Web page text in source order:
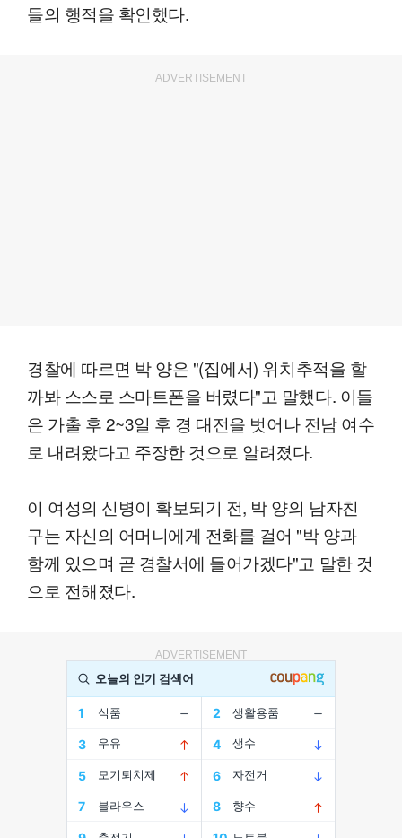
들의 행적을 확인했다.
ADVERTISEMENT
경찰에 따르면 박 양은 "(집에서) 위치추적을 할
까봐 스스로 스마트폰을 버렸다"고 말했다. 이들
은 가출 후 2~3일 후 경 대전을 벗어나 전남 여수
로 내려왔다고 주장한 것으로 알려졌다.
이 여성의 신병이 확보되기 전, 박 양의 남자친
구는 자신의 어머니에게 전화를 걸어 "박 양과
함께 있으며 곧 경찰서에 들어가겠다"고 말한 것
으로 전해졌다.
ADVERTISEMENT